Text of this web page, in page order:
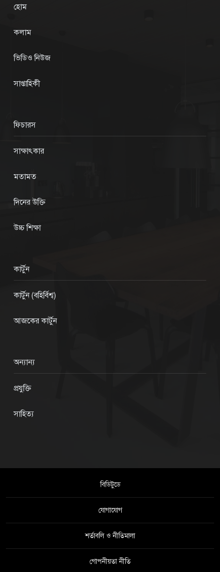
হোম
কলাম
ভিডিও নিউজ
সাপ্তাহিকী
ফিচারস
সাক্ষাৎকার
মতামত
দিনের উক্তি
উচ্চ শিক্ষা
কার্টুন
কার্টুন (বহির্বিশ্ব)
আজকের কার্টুন
অন্যান্য
প্রযুক্তি
সাহিত্য
বিডিটুডে
যোগাযোগ
শর্তাবলি ও নীতিমালা
গোপনীয়তা নীতি